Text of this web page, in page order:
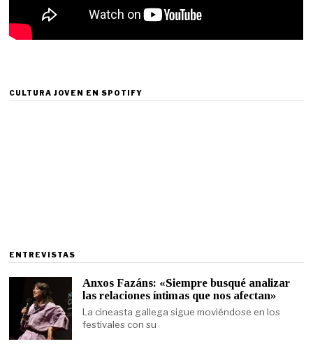
CULTURA JOVEN EN SPOTIFY
ENTREVISTAS
Anxos Fazáns: «Siempre busqué analizar
las relaciones íntimas que nos afectan»
La cineasta gallega sigue moviéndose en los
festivales con su